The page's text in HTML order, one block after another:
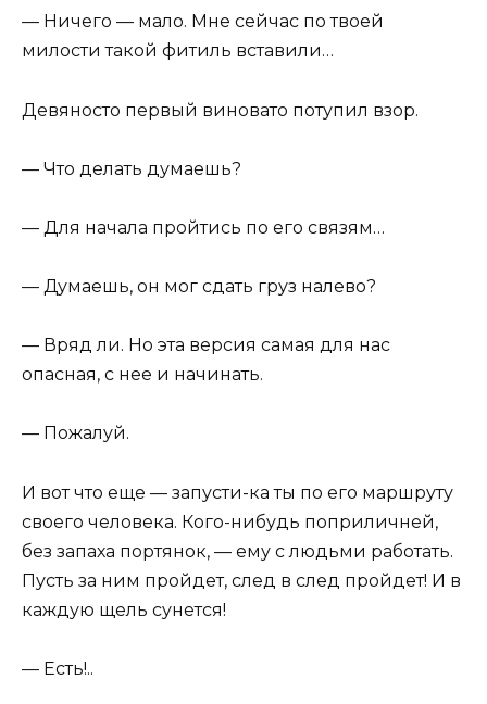
— Ничего — мало. Мне сейчас по твоей
милости такой фитиль вставили…
Девяносто первый виновато потупил взор.
— Что делать думаешь?
— Для начала пройтись по его связям…
— Думаешь, он мог сдать груз налево?
— Вряд ли. Но эта версия самая для нас
опасная, с нее и начинать.
— Пожалуй.
И вот что еще — запусти-ка ты по его маршруту
своего человека. Кого-нибудь поприличней,
без запаха портянок, — ему с людьми работать.
Пусть за ним пройдет, след в след пройдет! И в
каждую щель сунется!
— Есть!..